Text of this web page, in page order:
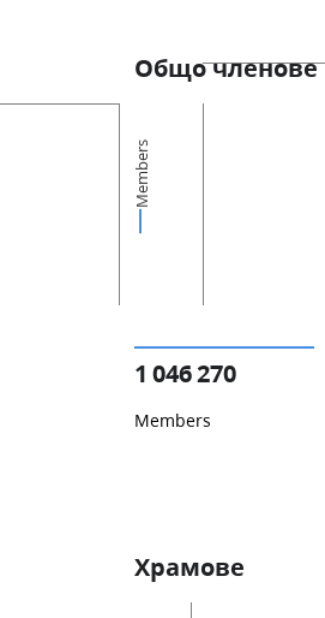
Общо членове
Members
1 046 270
Members
Храмове